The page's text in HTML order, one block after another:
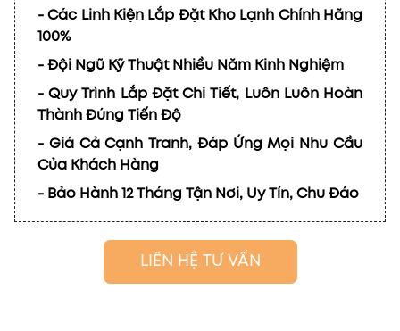
- Các Linh Kiện Lắp Đặt Kho Lạnh Chính Hãng
100%
- Đội Ngũ Kỹ Thuật Nhiều Năm Kinh Nghiệm
- Quy Trình Lắp Đặt Chi Tiết, Luôn Luôn Hoàn
Thành Đúng Tiến Độ
- Giá Cả Cạnh Tranh, Đáp Ứng Mọi Nhu Cầu
Của Khách Hàng
- Bảo Hành 12 Tháng Tận Nơi, Uy Tín, Chu Đáo
LIÊN HỆ TƯ VẤN